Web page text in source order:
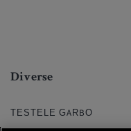
Diverse
TESTELE GARBO